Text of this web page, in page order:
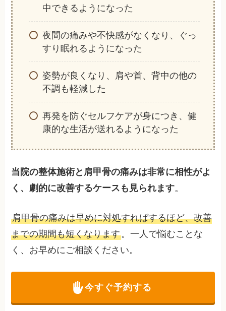
中できるようになった
夜間の痛みや不快感がなくなり、ぐっ
すり眠れるようになった
姿勢が良くなり、肩や首、背中の他の
不調も軽減した
再発を防ぐセルフケアが身につき、健
康的な生活が送れるようになった
当院の整体施術と肩甲骨の痛みは非常に相性がよ
く、劇的に改善するケースも見られます。
肩甲骨の痛みは早めに対処すればするほど、改善
までの期間も短くなります。一人で悩むことな
く、お早めにご相談ください。
今すぐ予約する